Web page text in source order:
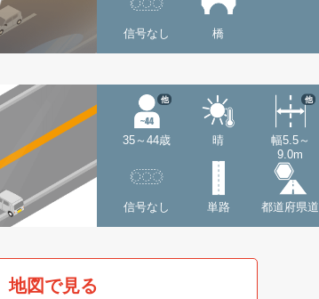
信号なし 橋
35～44歳
他
晴
幅5.5～
9.0m
他
信号なし 単路 都道府県道
地図で見る